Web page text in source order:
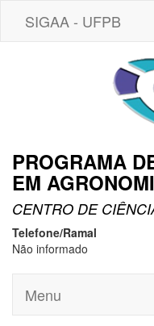
SIGAA - UFPB
PROGRAMA
EM
CENTRO DE
Telefone/Ramal
Não informado
Menu